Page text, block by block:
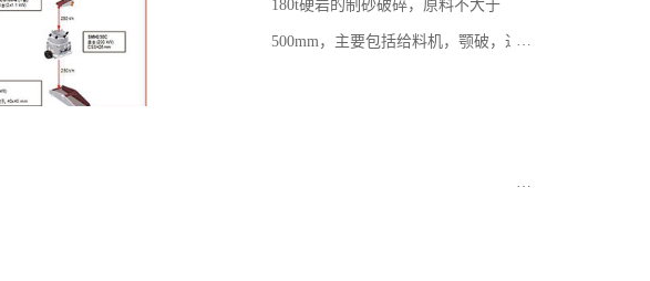
180t硬岩的制砂破碎，原料不大于
500mm，主要包括给料机，颚破，过度